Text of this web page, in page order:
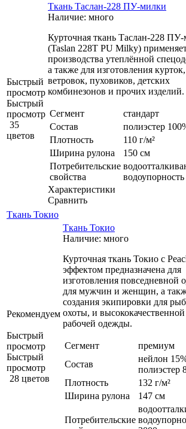
Быстрый
просмотр
Быстрый
просмотр
35
цветов
Ткань Таслан-228 ПУ-милки
Наличие: много
Курточная ткань Таслан-228
(Taslan 228T PU Milky)
производства утеплённой
а также для изготовления курток,
ветровок, пуховиков, детских
комбинезонов и прочих изделий.
Сегмент
стандарт
Состав
полиэстер
Плотность
110 г/м²
Ширина рулона
150 см
Потребительские
свойства
водоупорность
Характеристики
Сравнить
Ткань Токио
Рекомендуем
Быстрый
просмотр
Быстрый
просмотр
28 цветов
Ткань Токио
Наличие: много
Курточная ткань Токио с
эффектом предназначена для
изготовления повседневной
для мужчин и женщин, а
создания экипировки для
охоты, и высококачественной
рабочей одежды.
Сегмент
премиум
Состав
нейлон
полиэстер
Плотность
132 г/м²
Ширина рулона
147 см
Потребительские